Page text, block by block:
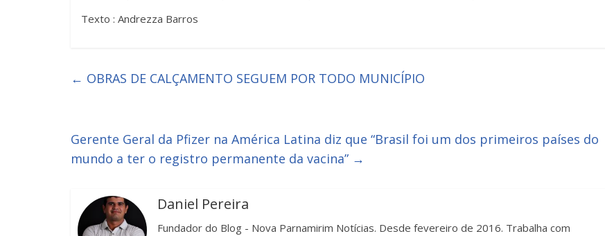
Texto : Andrezza Barros
← OBRAS DE CALÇAMENTO SEGUEM POR TODO MUNICÍPIO
Gerente Geral da Pfizer na América Latina diz que “Brasil foi um dos primeiros países do
mundo a ter o registro permanente da vacina” →
Daniel Pereira
Fundador do Blog - Nova Parnamirim Notícias. Desde fevereiro de 2016. Trabalha com